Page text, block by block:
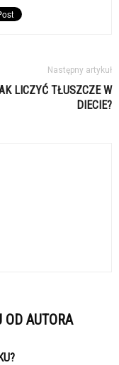
Następny artykuł
LICZYĆ TŁUSZCZE W
DIECIE?
OD AUTORA